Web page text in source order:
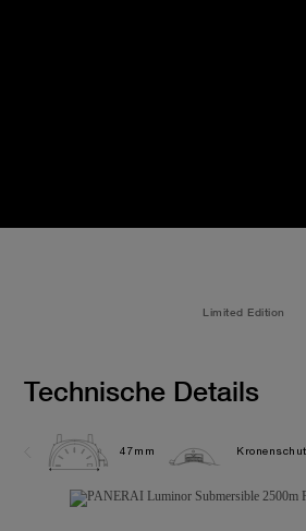
Limited Edition
Technische Details
47mm